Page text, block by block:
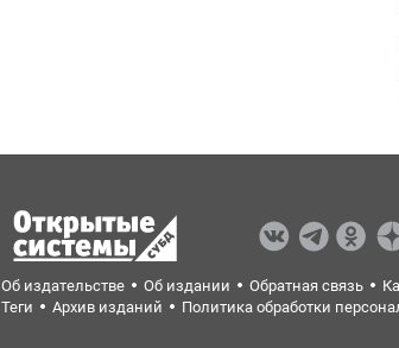
Об издательстве Об издании Обратная связь
Теги
Архив изданий Политика обработки